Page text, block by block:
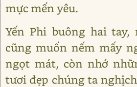
mực mến yêu.
Yến Phi buông hai tay,
cũng muốn nếm mấy
ngọt mát, còn nhớ
tươi đẹp chúng ta